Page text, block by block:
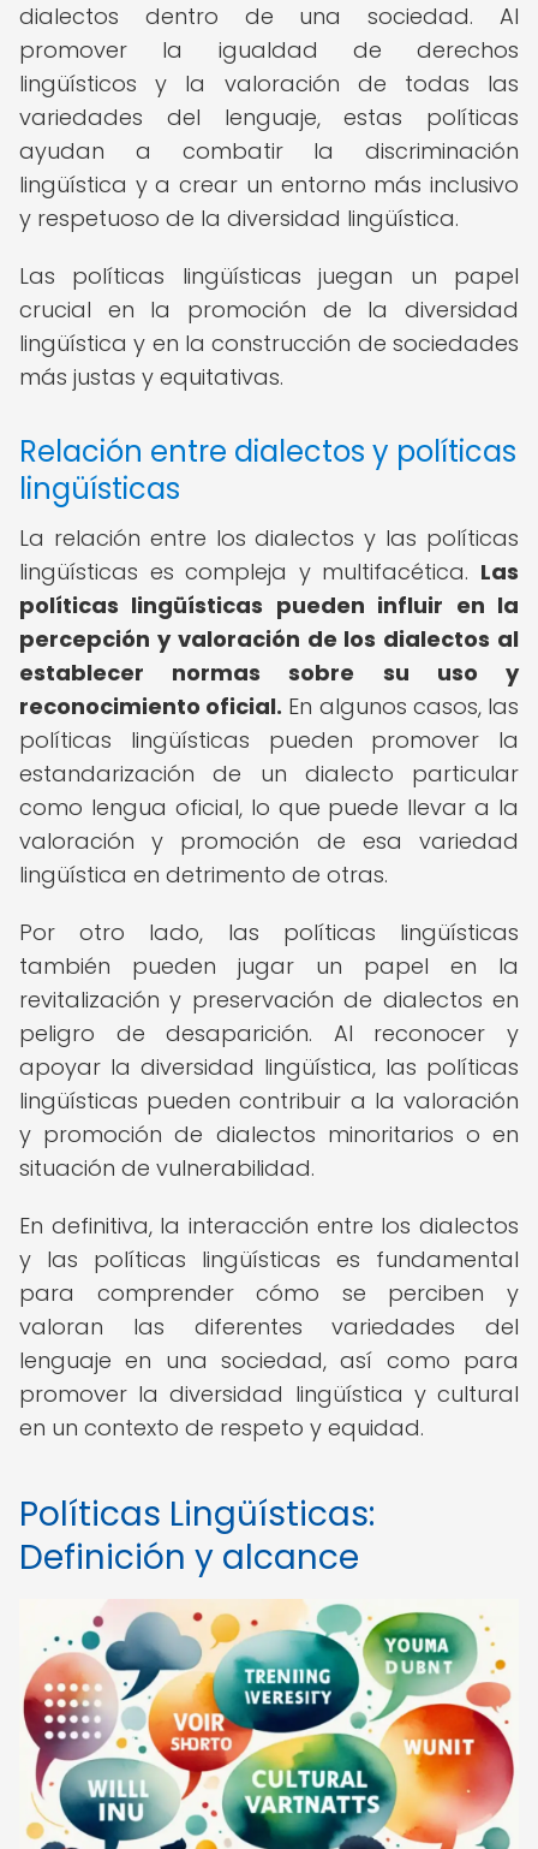
dialectos dentro de una sociedad. Al
promover la igualdad de derechos
lingüísticos y la valoración de todas las
variedades del lenguaje, estas políticas
ayudan a combatir la discriminación
lingüística y a crear un entorno más inclusivo
y respetuoso de la diversidad lingüística.
Las políticas lingüísticas juegan un papel
crucial en la promoción de la diversidad
lingüística y en la construcción de sociedades
más justas y equitativas.
Relación entre dialectos y políticas
lingüísticas
La relación entre los dialectos y las políticas
lingüísticas es compleja y multifacética. Las
políticas lingüísticas pueden influir en la
percepción y valoración de los dialectos al
establecer normas sobre su uso y
reconocimiento oficial. En algunos casos, las
políticas lingüísticas pueden promover la
estandarización de un dialecto particular
como lengua oficial, lo que puede llevar a la
valoración y promoción de esa variedad
lingüística en detrimento de otras.
Por otro lado, las políticas lingüísticas
también pueden jugar un papel en la
revitalización y preservación de dialectos en
peligro de desaparición. Al reconocer y
apoyar la diversidad lingüística, las políticas
lingüísticas pueden contribuir a la valoración
y promoción de dialectos minoritarios o en
situación de vulnerabilidad.
En definitiva, la interacción entre los dialectos
y las políticas lingüísticas es fundamental
para comprender cómo se perciben y
valoran las diferentes variedades del
lenguaje en una sociedad, así como para
promover la diversidad lingüística y cultural
en un contexto de respeto y equidad.
Políticas Lingüísticas:
Definición y alcance